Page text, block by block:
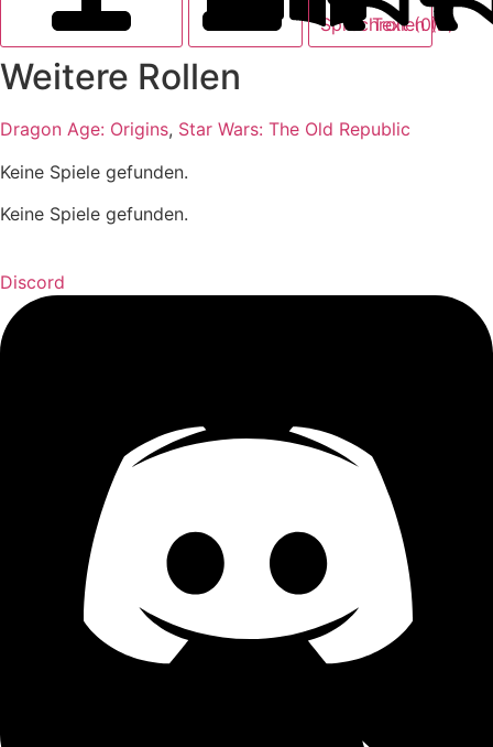
Sprechrollen (2)
Text (0)
Weitere Rollen
Dragon Age: Origins, Star Wars: The Old Republic
Keine Spiele gefunden.
Keine Spiele gefunden.
Discord